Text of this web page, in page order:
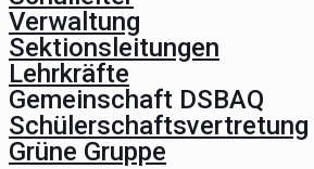
Verwaltung
Sektionsleitungen
Lehrkräfte
Gemeinschaft DSBAQ
Schülerschaftsvertretung
Grüne Gruppe